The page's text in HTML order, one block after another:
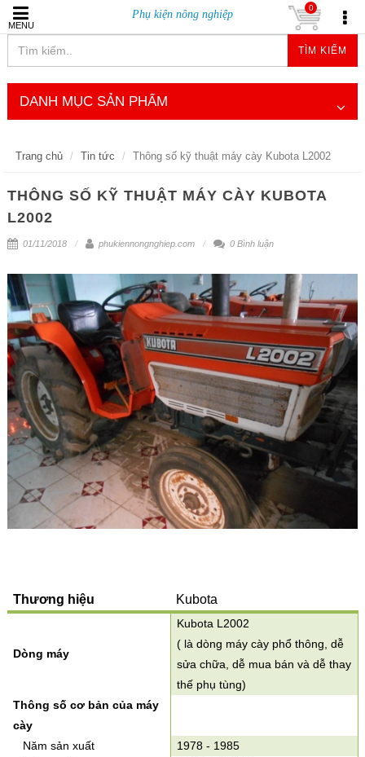
MENU
Phụ kiện nông nghiệp
TÌM KIẾM
0
DANH MỤC SẢN PHẨM
Trang chủ Tin tức Thông số kỹ thuật máy cày Kubota L2002
THÔNG SỐ KỸ THUẬT MÁY CÀY KUBOTA
L2002
01/11/2018 phukiennongnghiep.com 0 Bình luận
Thương hiệu Kubota
Dòng máy
Kubota L2002
( là dòng máy cày phổ thông, dễ
sửa chữa, dễ mua bán và dễ thay
thế phụ tùng)
Thông số cơ bản của máy
cày
Năm sản xuất
1978 - 1985